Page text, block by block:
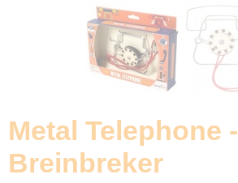
Metal Telephone -
Breinbreker